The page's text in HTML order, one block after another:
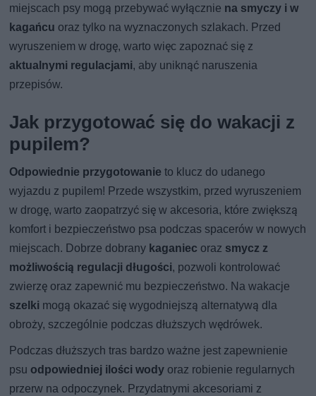
miejscach psy mogą przebywać wyłącznie na smyczy i w
kagańcu oraz tylko na wyznaczonych szlakach. Przed
wyruszeniem w drogę, warto więc zapoznać się z
aktualnymi regulacjami, aby uniknąć naruszenia
przepisów.
Jak przygotować się do wakacji z
pupilem?
Odpowiednie przygotowanie to klucz do udanego
wyjazdu z pupilem! Przede wszystkim, przed wyruszeniem
w drogę, warto zaopatrzyć się w akcesoria, które zwiększą
komfort i bezpieczeństwo psa podczas spacerów w nowych
miejscach. Dobrze dobrany kaganiec oraz smycz z
możliwością regulacji długości, pozwoli kontrolować
zwierzę oraz zapewnić mu bezpieczeństwo. Na wakacje
szelki mogą okazać się wygodniejszą alternatywą dla
obroży, szczególnie podczas dłuższych wędrówek.
Podczas dłuższych tras bardzo ważne jest zapewnienie
psu odpowiedniej ilości wody oraz robienie regularnych
przerw na odpoczynek. Przydatnymi akcesoriami z